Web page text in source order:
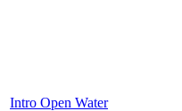
Intro Open Water